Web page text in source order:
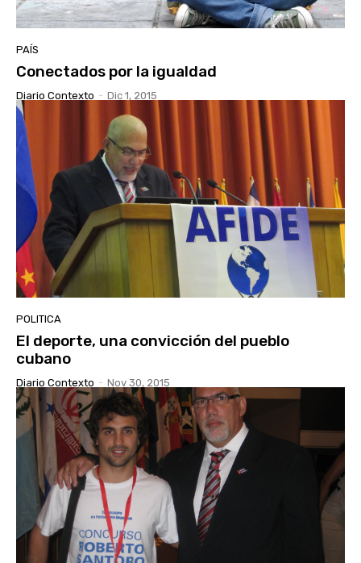
PAÍS
Conectados por la igualdad
Diario Contexto - Dic 1, 2015
POLITICA
El deporte, una convicción del pueblo
cubano
Diario Contexto - Nov 30, 2015